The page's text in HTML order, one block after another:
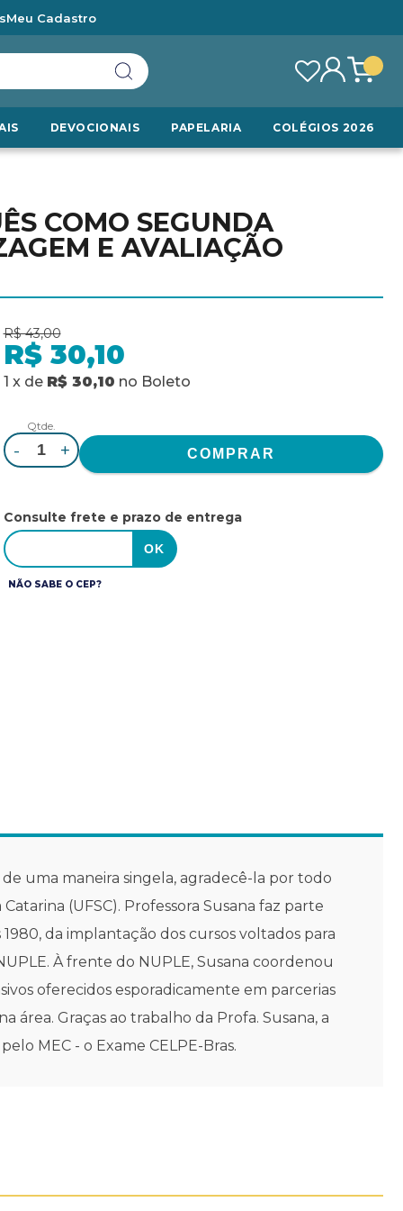
Meu Cadastro
DEVOCIONAIS PAPELARIA COLÉGIOS 2026
COMO SEGUNDA
E AVALIAÇÃO
R$ 43,00
R$ 30,10
1 x de R$ 30,10 no Boleto
Qtde.
- +
Consulte frete e prazo de entrega
NÃO SABE O CEP?
uma maneira singela, agradecê-la por todo
(UFSC). Professora Susana faz parte
da implantação dos cursos voltados para
À frente do NUPLE, Susana coordenou
oferecidos esporadicamente em parcerias
área. Graças ao trabalho da Profa. Susana, a
MEC - o Exame CELPE-Bras.